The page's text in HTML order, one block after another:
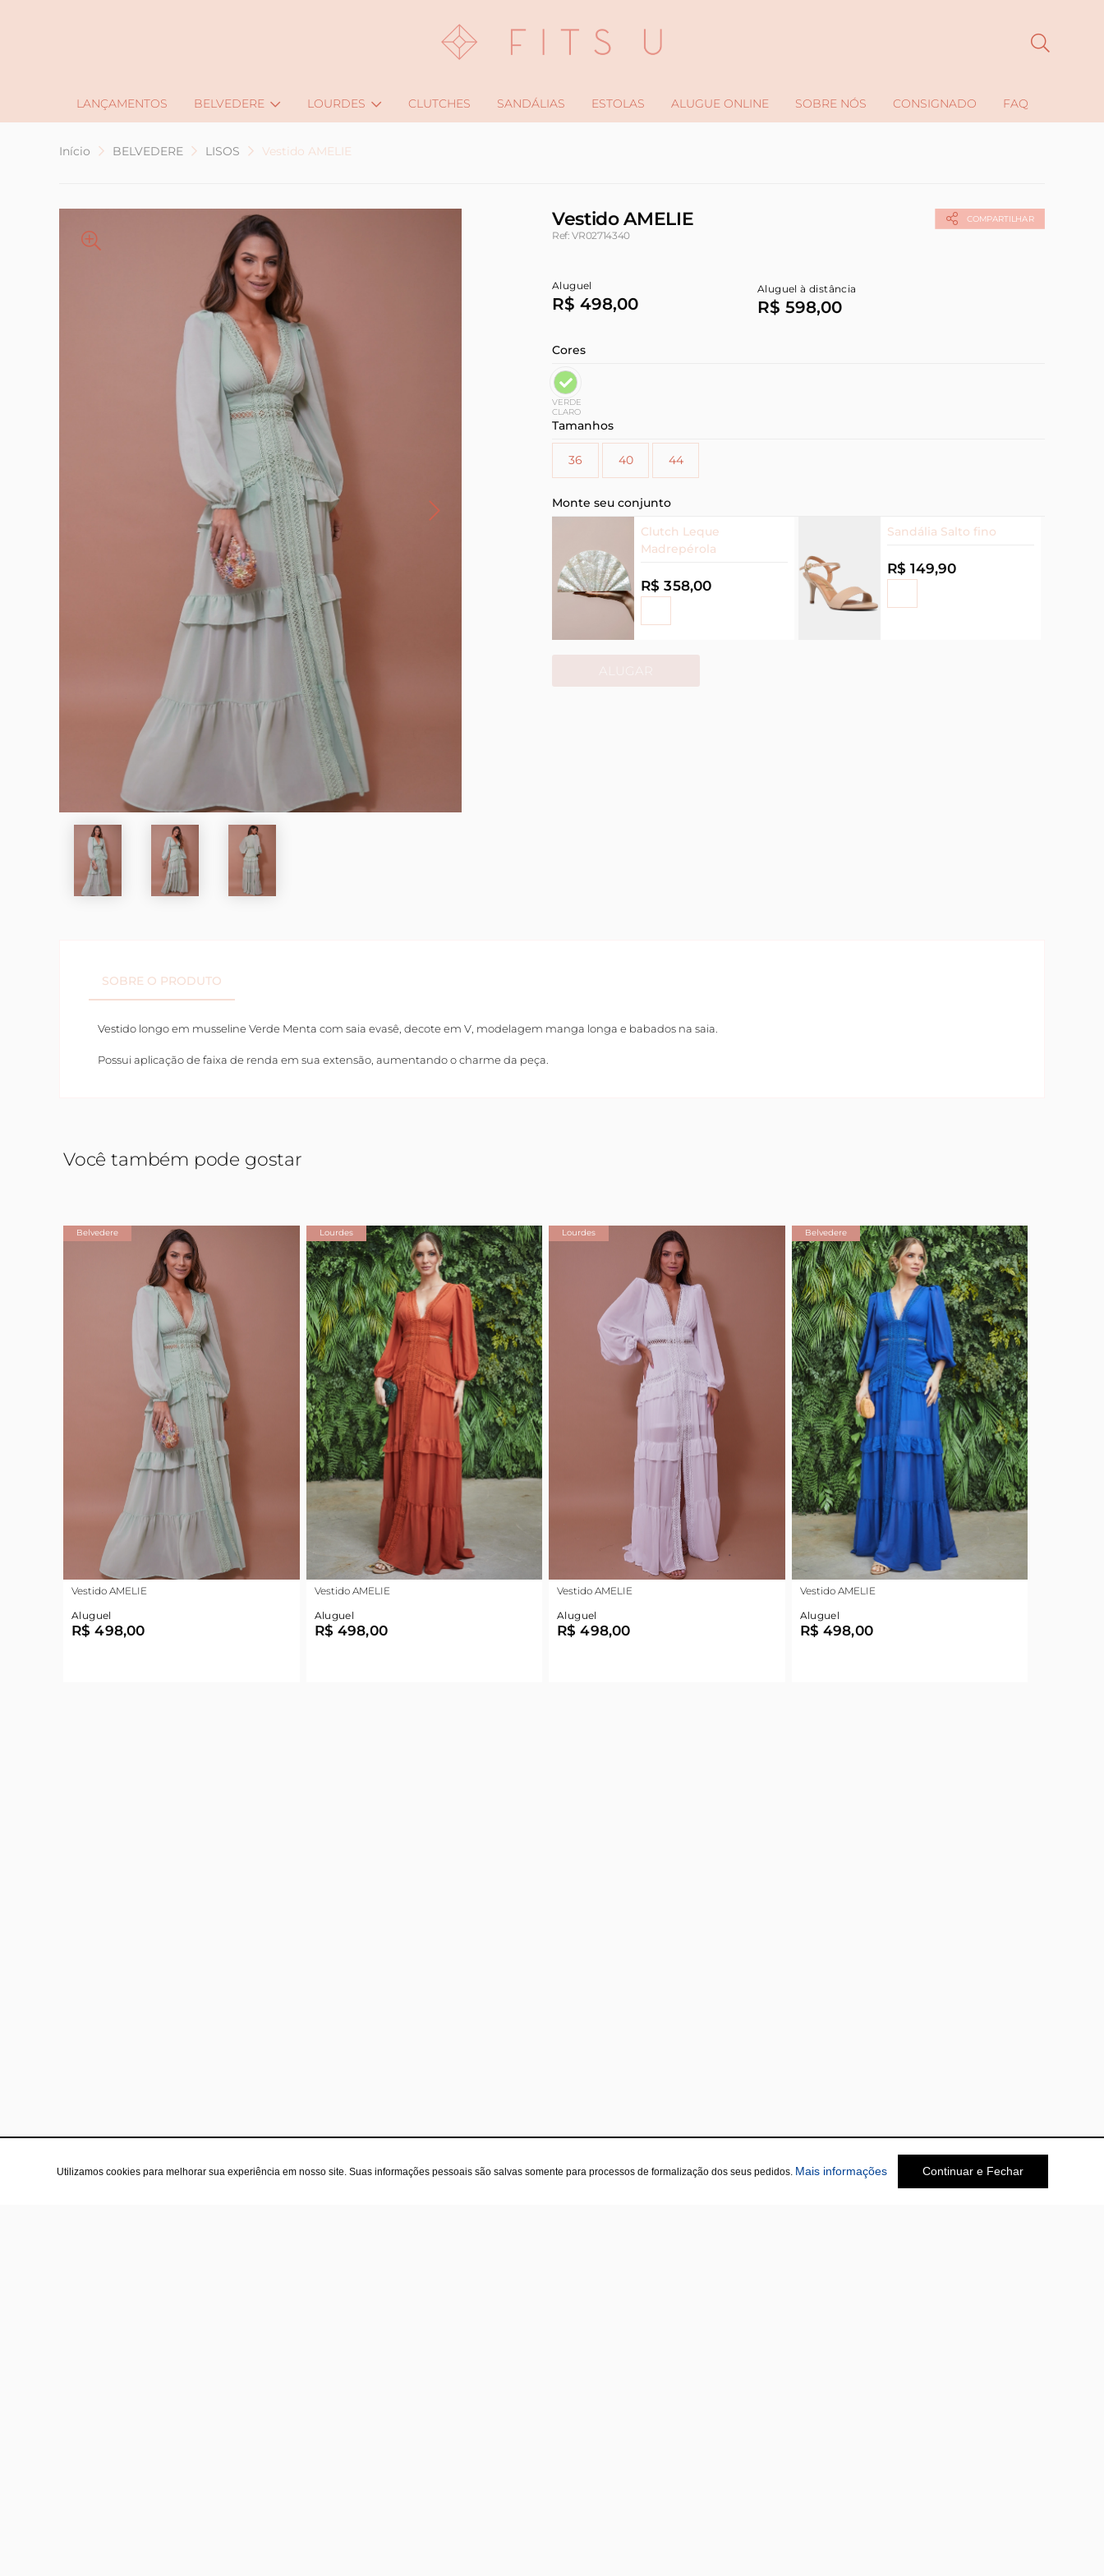
LANÇAMENTOS
BELVEDERE LOURDES CLUTCHES SANDÁLIAS ESTOLAS ALUGUE ONLINE SOBRE NÓS CONSIGNADO FAQ
Início BELVEDERE LISOS Vestido AMELIE
COMPARTILHAR
Vestido AMELIE
Ref: VR02714340
Aluguel
R$ 498,00
Aluguel à distância
R$ 598,00
Cores
VERDE
CLARO
Tamanhos
36 40 44
Monte seu conjunto
Clutch Leque
Madrepérola
R$ 358,00
Sandália Salto fino
R$ 149,90
ALUGAR
SOBRE O PRODUTO
Vestido longo em musseline Verde Menta com saia evasê, decote em V, modelagem manga longa e babados na saia.
Possui aplicação de faixa de renda em sua extensão, aumentando o charme da peça.
Você também pode gostar
Belvedere
Vestido AMELIE
Aluguel
R$ 498,00
Lourdes
Vestido AMELIE
Aluguel
R$ 498,00
Lourdes
Vestido AMELIE
Aluguel
R$ 498,00
Belvedere
Vestido AMELIE
Aluguel
R$ 498,00
Utilizamos cookies para melhorar sua experiência em nosso site. Suas informações pessoais são salvas somente para processos de formalização dos seus pedidos. Mais informações Continuar e Fechar